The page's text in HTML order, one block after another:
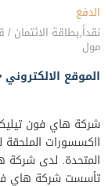
الدفع
نقداً,بطاقة الائتمان
مول
الموقع الالكتروني
شركة هاي فون
ااكسسورات الملحقة
المتحدة. لدى شركة